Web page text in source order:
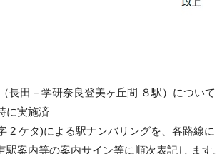
長田－学研奈良登美ヶ丘間 ８駅）について
に実施済
2 ケタ)による駅ナンバリングを、各路線に
案内等の案内サイン等に順次表記し ます。